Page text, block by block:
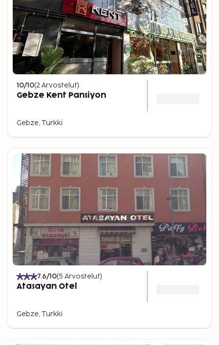
10/10(2 Arvostelut)
Gebze Kent Pansiyon
Gebze, Turkki
7.6/10(5 Arvostelut)
Atasayan Otel
Gebze, Turkki